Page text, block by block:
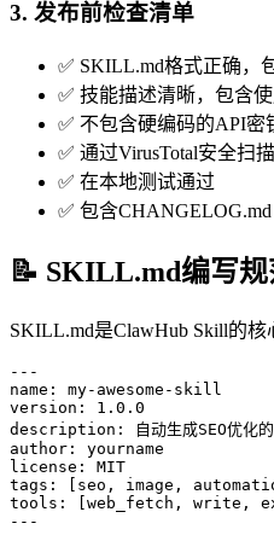
3. 发布前检查清单
✅ SKILL.md格式正确，
✅ 技能描述清晰，包含使
✅ 不包含硬编码的API密
✅ 通过VirusTotal安全扫描
✅ 在本地测试通过
✅ 包含CHANGELOG.md
📝 SKILL.md编写规
SKILL.md是ClawHub Skill的
---
name: my-awesome-skill
version: 1.0.0
description: 自动生成SEO优化的
author: yourname
license: MIT
tags: [seo, image,
tools: [web_fetch, write,
---